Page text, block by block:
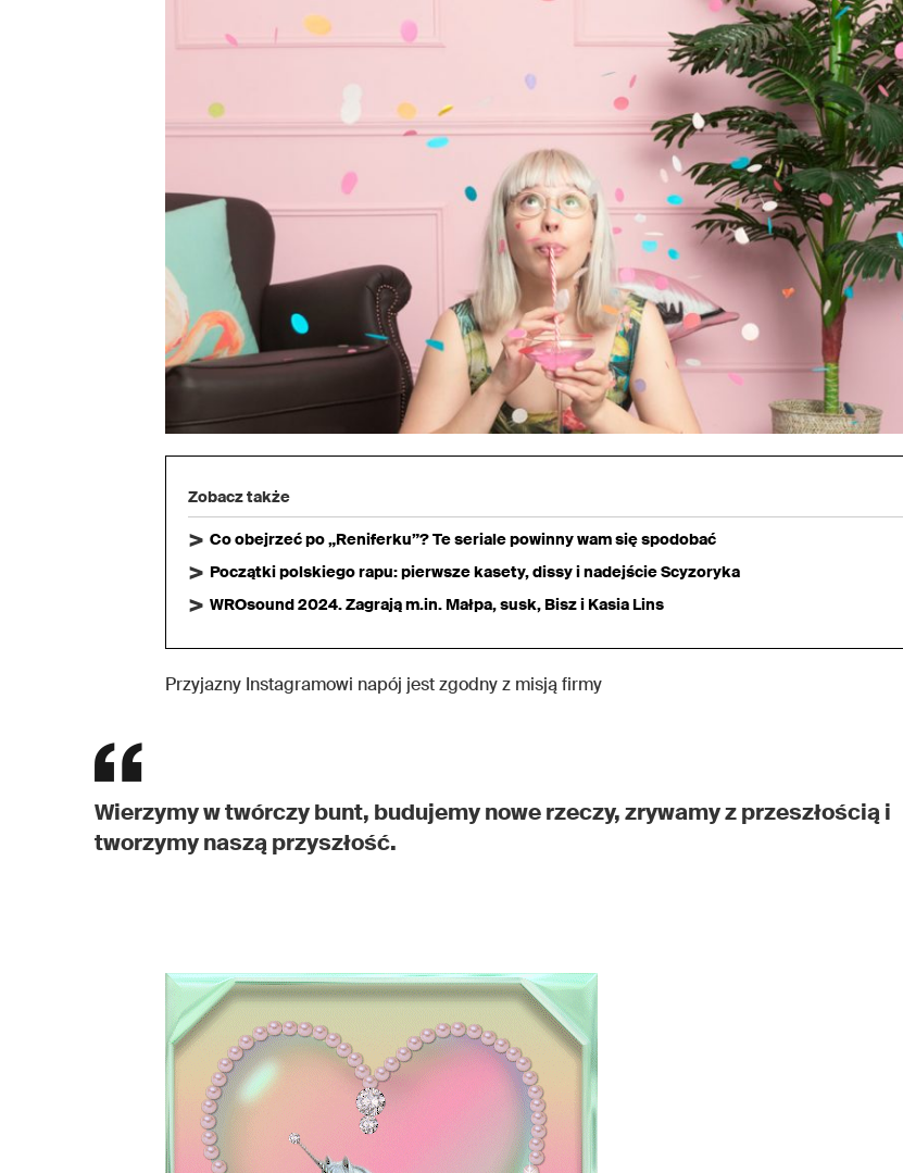
Zobacz także
Co obejrzeć po „Reniferku”? Te seriale powinny wam się spodobać
Początki polskiego rapu: pierwsze kasety, dissy i nadejście Scyzoryka
WROsound 2024. Zagrają m.in. Małpa, susk, Bisz i Kasia Lins
Przyjazny Instagramowi napój jest zgodny z misją firmy
Wierzymy w twórczy bunt, budujemy nowe rzeczy, zrywamy z przeszłością i
tworzymy naszą przyszłość.